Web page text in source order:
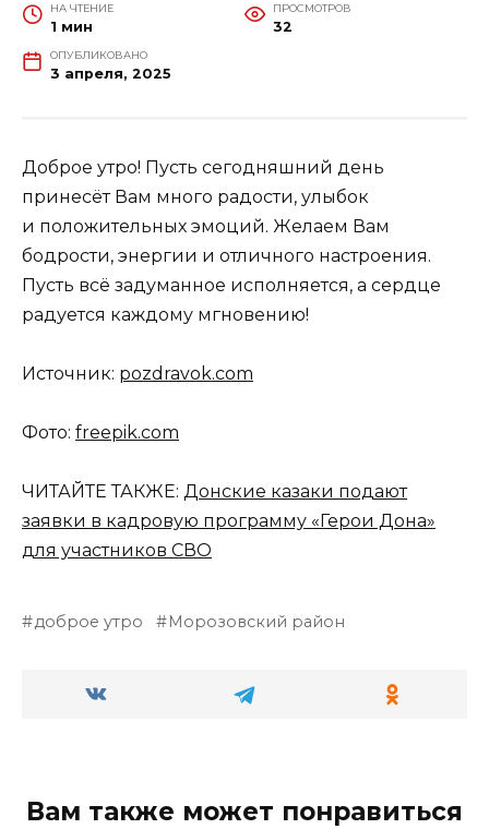
НА ЧТЕНИЕ
1 мин
ПРОСМОТРОВ
32
ОПУБЛИКОВАНО
3 апреля, 2025
Доброе утро! Пусть сегодняшний день
принесёт Вам много радости, улыбок
и положительных эмоций. Желаем Вам
бодрости, энергии и отличного настроения.
Пусть всё задуманное исполняется, а сердце
радуется каждому мгновению!
Источник: pozdravok.com
Фото: freepik.com
ЧИТАЙТЕ ТАКЖЕ: Донские казаки подают
заявки в кадровую программу «Герои Дона»
для участников СВО
доброе утро Морозовский район
Вам также может понравиться